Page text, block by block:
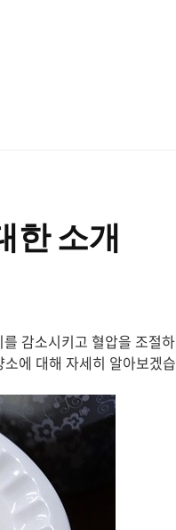
한 소개
감소시키고 혈압을 조절하
에 대해 자세히 알아보겠습